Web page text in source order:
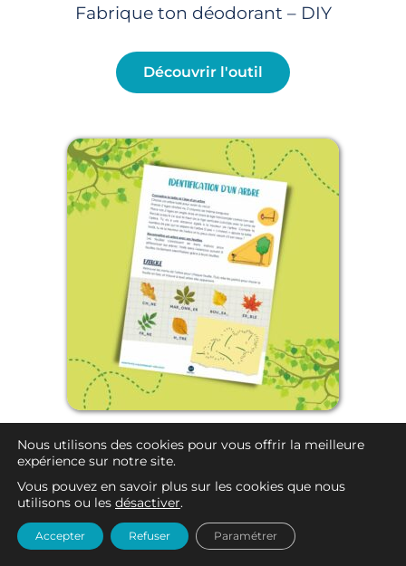
Fabrique ton déodorant – DIY
Découvrir l'outil
Identification d’un arbre
Découvrir l'outil
Nous utilisons des cookies pour vous offrir la meilleure
expérience sur notre site.
Vous pouvez en savoir plus sur les cookies que nous
utilisons ou les désactiver.
Accepter Refuser Paramétrer